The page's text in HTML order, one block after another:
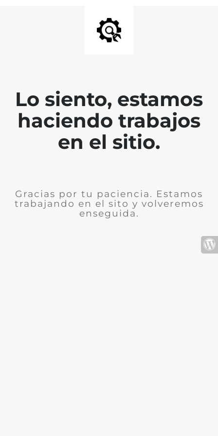
Lo siento, estamos
haciendo trabajos
en el sitio.
Gracias por tu paciencia. Estamos
trabajando en el sito y volveremos
enseguida.